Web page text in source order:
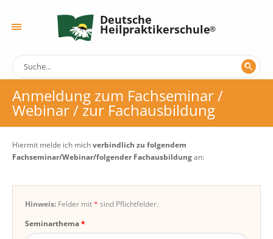
Deutsche
Heilpraktikerschule
Anmeldung zum Fachseminar /
Webinar / zur Fachausbildung
Hiermit melde ich michverbindlich zu folgendem
Fachseminar/Webinar/folgender Fachausbildungan:
Hinweis: Felder mit* sind Pflichtfelder.
Seminarthema